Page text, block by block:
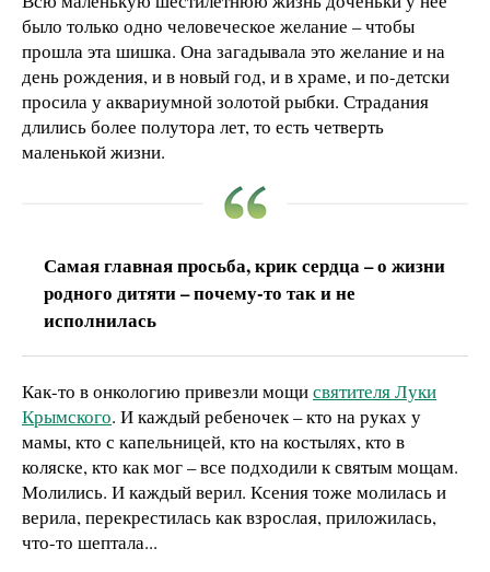
было только одно человеческое желание – чтобы
прошла эта шишка. Она загадывала это желание и на
день рождения, и в новый год, и в храме, и по-детски
просила у аквариумной золотой рыбки. Страдания
длились более полутора лет, то есть четверть
маленькой жизни.
Самая главная просьба, крик сердца – о жизни
родного дитяти – почему-то так и не
исполнилась
Как-то в онкологию привезли мощисвятителя Луки
Крымского. И каждый ребеночек – кто на руках у
мамы, кто с капельницей, кто на костылях, кто в
коляске, кто как мог – все подходили к святым мощам.
Молились. И каждый верил. Ксения тоже молилась и
верила, перекрестилась как взрослая, приложилась,
что-то шептала...